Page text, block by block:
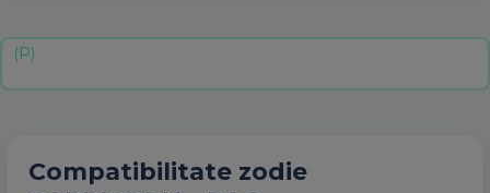
Compatibilitate zodie